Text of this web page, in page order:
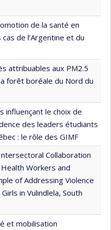
de la santé en
de l’Argentine et du
attribuables aux PM2.5
forêt boréale du Nord du
influençant le choix de
des leaders étudiants
: le rôle des GIMF
Collaboration
Workers and
of Addressing Violence
in Vulindlela, South
et mobilisation